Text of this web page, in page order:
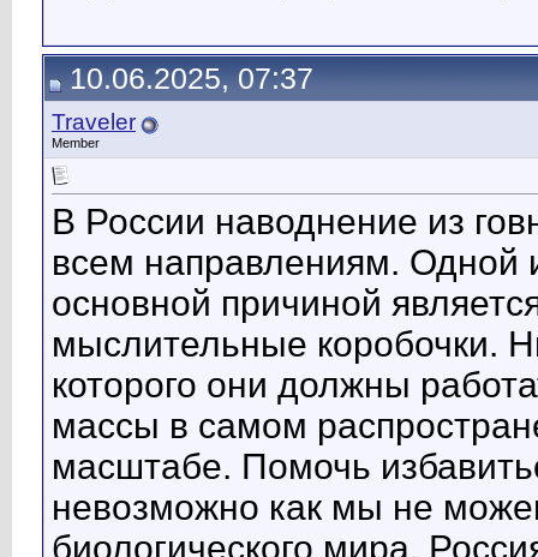
10.06.2025, 07:37
Traveler
Member
В России наводнение из
всем направлениям. Одной
основной причиной
мыслительные коробочки.
которого они должны
массы в самом
масштабе. Помочь
невозможно как мы не
биологического мира.